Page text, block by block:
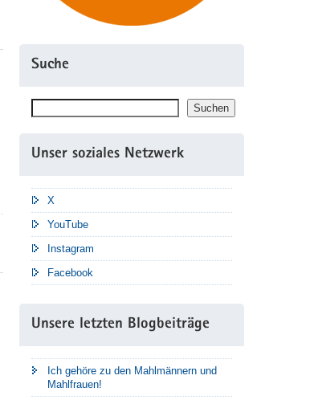
Suche
Suchen Suchen
Unser soziales Netzwerk
X
YouTube
Instagram
Facebook
Unsere letzten Blogbeiträge
Ich gehöre zu den Mahlmännern und
Mahlfrauen!